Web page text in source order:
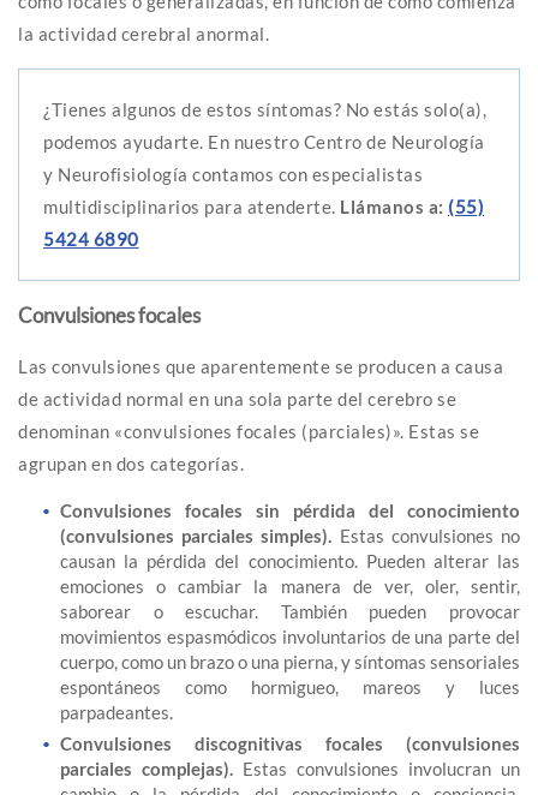
la actividad cerebral anormal.
¿Tienes algunos de estos síntomas? No estás solo(a),
podemos ayudarte. En nuestro Centro de Neurología
y Neurofisiología contamos con especialistas
multidisciplinarios para atenderte. Llámanos a: (55)
5424 6890
Convulsiones focales
Las convulsiones que aparentemente se producen a causa
de actividad normal en una sola parte del cerebro se
denominan «convulsiones focales (parciales)». Estas se
agrupan en dos categorías.
Convulsiones focales sin pérdida del conocimiento
(convulsiones parciales simples). Estas convulsiones no
causan la pérdida del conocimiento. Pueden alterar las
emociones o cambiar la manera de ver, oler, sentir,
saborear o escuchar. También pueden provocar
movimientos espasmódicos involuntarios de una parte del
cuerpo, como un brazo o una pierna, y síntomas sensoriales
espontáneos como hormigueo, mareos y luces
parpadeantes.
Convulsiones discognitivas focales (convulsiones
parciales complejas). Estas convulsiones involucran un